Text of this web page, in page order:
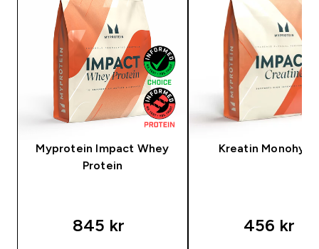
Myprotein Impact Whey
Protein
845 kr‎
Kreatin
456 kr‎